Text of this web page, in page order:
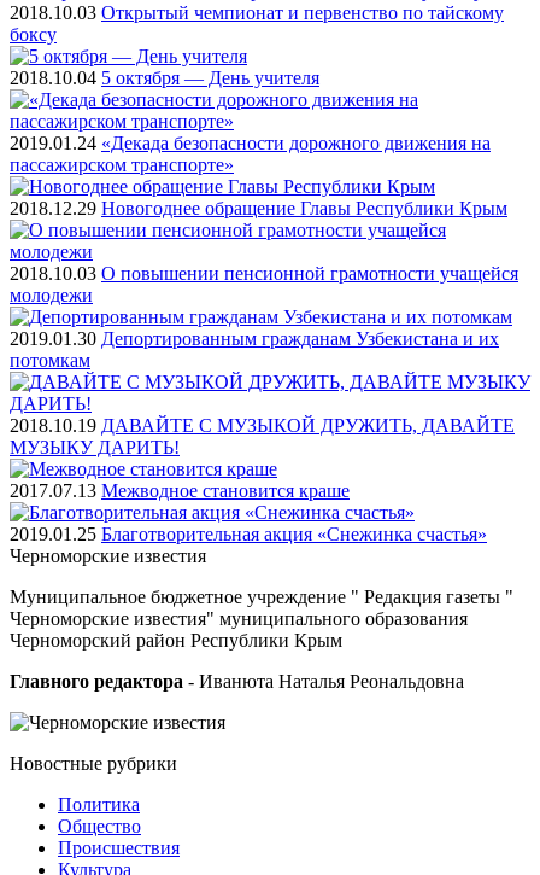
2018.10.03 Открытый чемпионат и первенство по тайскому
боксу
2018.10.04 5 октября — День учителя
2019.01.24 «Декада безопасности дорожного движения на
пассажирском транспорте»
2018.12.29 Новогоднее обращение Главы Республики Крым
2018.10.03 О повышении пенсионной грамотности учащейся
молодежи
2019.01.30 Депортированным гражданам Узбекистана и их
потомкам
2018.10.19 ДАВАЙТЕ С МУЗЫКОЙ ДРУЖИТЬ, ДАВАЙТЕ
МУЗЫКУ ДАРИТЬ!
2017.07.13 Межводное становится краше
2019.01.25 Благотворительная акция «Снежинка счастья»
Черноморские известия
Муниципальное бюджетное учреждение " Редакция газеты "
Черноморские известия" муниципального образования
Черноморский район Республики Крым
Главного редактора - Иванюта Наталья Реональдовна
Новостные рубрики
Политика
Общество
Проиcшествия
Культура